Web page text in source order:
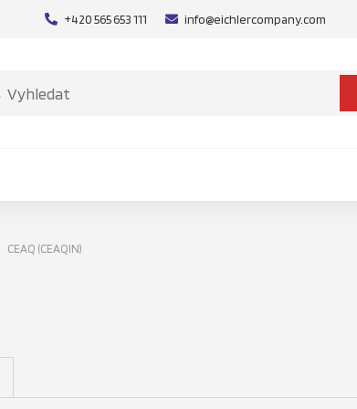
+420 565 653 111 info@eichlercompany.com
CEAQ (CEAQIN)